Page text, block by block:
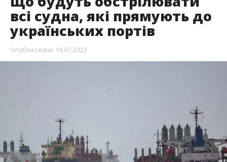
всі судна, які прямують до
українських портів
Опубліковано 19.07.2023